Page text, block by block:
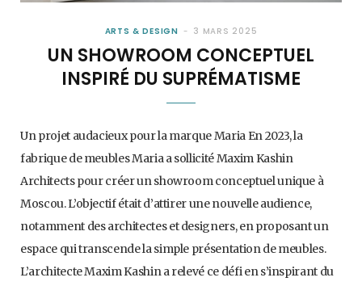
ARTS & DESIGN 3 MARS 2025
UN SHOWROOM CONCEPTUEL
INSPIRÉ DU SUPRÉMATISME
Un projet audacieux pour la marque Maria En 2023, la
fabrique de meubles Maria a sollicité Maxim Kashin
Architects pour créer un showroom conceptuel unique à
Moscou. L’objectif était d’attirer une nouvelle audience,
notamment des architectes et designers, en proposant un
espace qui transcende la simple présentation de meubles.
L’architecte Maxim Kashin a relevé ce défi en s’inspirant du